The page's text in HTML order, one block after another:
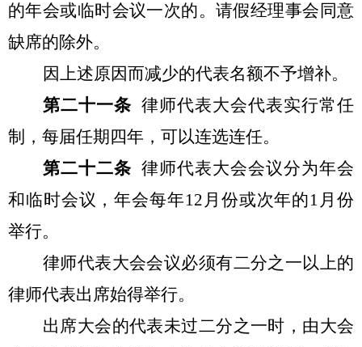
的年会或临时会议一次的。请假经理事会同意
缺席的除外。
因上述原因而减少的代表名额不予增补。
第二十一条 律师代表大会代表实行常任
制，每届任期四年，可以连选连任。
第二十二条 律师代表大会会议分为年会
和临时会议，年会每年12月份或次年的1月份
举行。
律师代表大会会议必须有二分之一以上的
律师代表出席始得举行。
出席大会的代表未过二分之一时，由大会